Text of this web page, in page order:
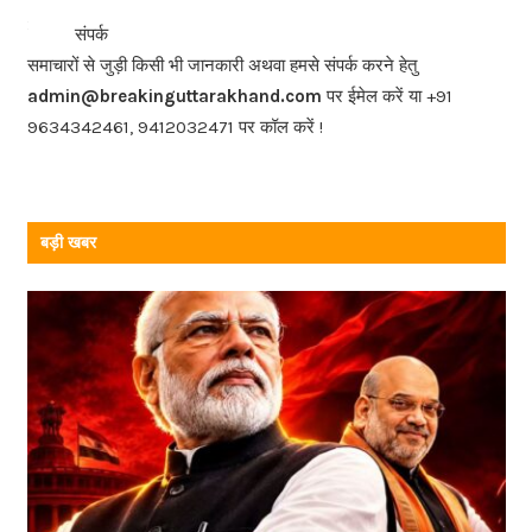
b
o
o
k
संपर्क
समाचारों से जुड़ी किसी भी जानकारी अथवा हमसे संपर्क करने हेतु
admin@breakinguttarakhand.com पर ईमेल करें या +91
9634342461, 9412032471 पर कॉल करें !
बड़ी खबर